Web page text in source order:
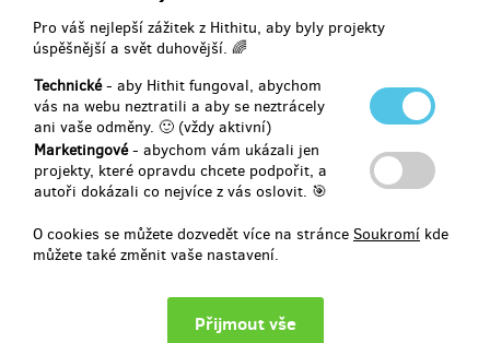
Pro váš nejlepší zážitek z Hithitu, aby byly projekty
úspěšnější a svět duhovější. 🌈
Technické- aby Hithit fungoval, abychom
vás na webu neztratili a aby se neztrácely
ani vaše odměny. 🙂 (vždy aktivní)
Marketingové- abychom vám ukázali jen
projekty, které opravdu chcete podpořit, a
autoři dokázali co nejvíce z vás oslovit. 🎯
O cookies se můžete dozvedět více na stránce Soukromí kde
můžete také změnit vaše nastavení.
Doručení odměny: na poštovní adresu, do čtvrt roku po ukončení
projektu na Hithitu
5 000 Kč
Fotoportrét v popup studiu na výstavě
instalací. Realizace mimo otevírací dobu po dohodě. Variantně
skupinový portrét či jiné formáty s užitím instalací na výstavě.